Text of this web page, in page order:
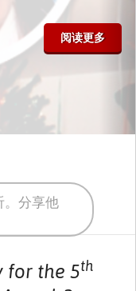
。分享他
for the 5th